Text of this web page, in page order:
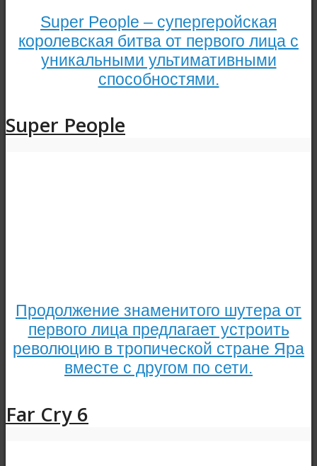
Super People – супергеройская
королевская битва от первого лица с
уникальными ультимативными
способностями.
Super People
Продолжение знаменитого шутера от
первого лица предлагает устроить
революцию в тропической стране Яра
вместе с другом по сети.
Far Cry 6